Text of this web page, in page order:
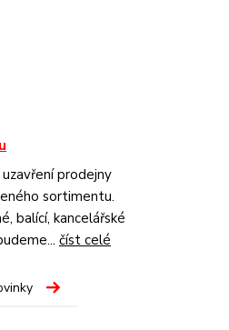
prodejny
sortimentu.
balící, kancelářské
číst celé